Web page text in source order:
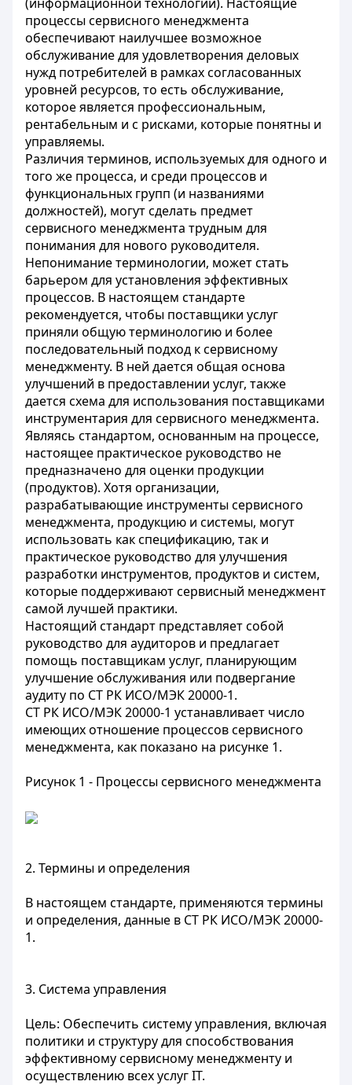
процессы сервисного менеджмента
обеспечивают наилучшее возможное
обслуживание для удовлетворения деловых
нужд потребителей в рамках согласованных
уровней ресурсов, то есть обслуживание,
которое является профессиональным,
рентабельным и с рисками, которые понятны и
управляемы.
Различия терминов, используемых для одного и
того же процесса, и среди процессов и
функциональных групп (и названиями
должностей), могут сделать предмет
сервисного менеджмента трудным для
понимания для нового руководителя.
Непонимание терминологии, может стать
барьером для установления эффективных
процессов. В настоящем стандарте
рекомендуется, чтобы поставщики услуг
приняли общую терминологию и более
последовательный подход к сервисному
менеджменту. В ней дается общая основа
улучшений в предоставлении услуг, также
дается схема для использования поставщиками
инструментария для сервисного менеджмента.
Являясь стандартом, основанным на процессе,
настоящее практическое руководство не
предназначено для оценки продукции
(продуктов). Хотя организации,
разрабатывающие инструменты сервисного
менеджмента, продукцию и системы, могут
использовать как спецификацию, так и
практическое руководство для улучшения
разработки инструментов, продуктов и систем,
которые поддерживают сервисный менеджмент
самой лучшей практики.
Настоящий стандарт представляет собой
руководство для аудиторов и предлагает
помощь поставщикам услуг, планирующим
улучшение обслуживания или подвергание
аудиту по СТ РК ИСО/МЭК 20000-1.
СТ РК ИСО/МЭК 20000-1 устанавливает число
имеющих отношение процессов сервисного
менеджмента, как показано на рисунке 1.
Рисунок 1 - Процессы сервисного менеджмента
2. Термины и определения
В настоящем стандарте, применяются термины
и определения, данные в СТ РК ИСО/МЭК 20000-
1.
3. Система управления
Цель: Обеспечить систему управления, включая
политики и структуру для способствования
эффективному сервисному менеджменту и
осуществлению всех услуг IT.